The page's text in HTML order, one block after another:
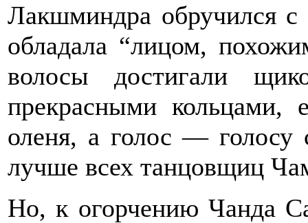
Лакшминдра обручился
обладала “лицом,
волосы достигали
прекрасными кольцами,
оленя, а голос — голосу
лучше всех танцовщиц
Но, к огорчению Чанда